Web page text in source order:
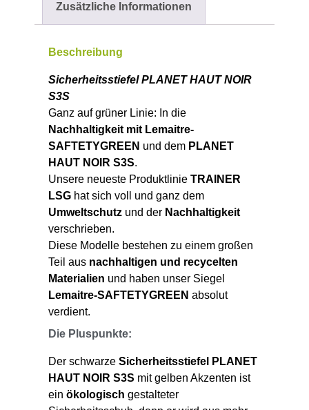
Zusätzliche Informationen
Beschreibung
Sicherheitsstiefel PLANET HAUT NOIR
S3S
Ganz auf grüner Linie: In die
Nachhaltigkeit mit Lemaitre-
SAFTETYGREEN und dem PLANET
HAUT NOIR S3S.
Unsere neueste Produktlinie TRAINER
LSG hat sich voll und ganz dem
Umweltschutz und der Nachhaltigkeit
verschrieben.
Diese Modelle bestehen zu einem großen
Teil aus nachhaltigen und recycelten
Materialien und haben unser Siegel
Lemaitre-SAFTETYGREEN absolut
verdient.
Die Pluspunkte:
Der schwarze Sicherheitsstiefel PLANET
HAUT NOIR S3S mit gelben Akzenten ist
ein ökologisch gestalteter